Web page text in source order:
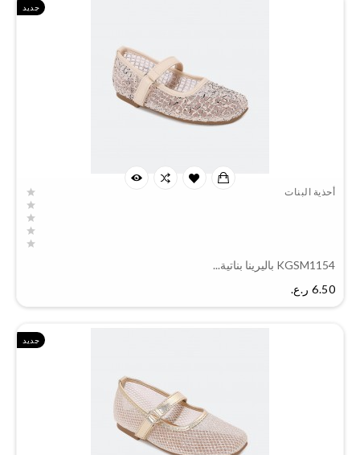
جديد
أحذية البنات
KGSM1154 باليرينا بناتية...
6.50 ر.ع.‏
جديد